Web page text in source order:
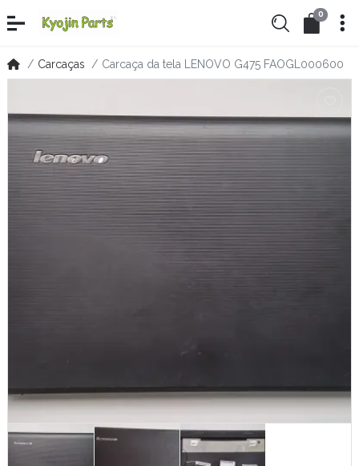
0
Carcaças Carcaça da tela LENOVO G475 FAOGL000600